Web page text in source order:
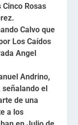
Rosas
Calvo que
Los Caídos
Angel
Andrino,
el
de una
a los